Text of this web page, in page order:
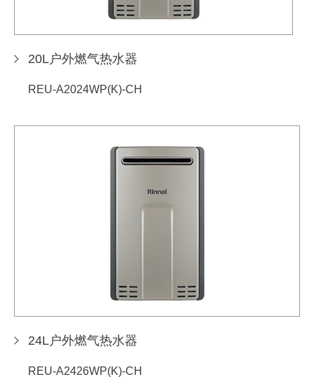
20L户外燃气热水器
REU-A2024WP(K)-CH
24L户外燃气热水器
REU-A2426WP(K)-CH